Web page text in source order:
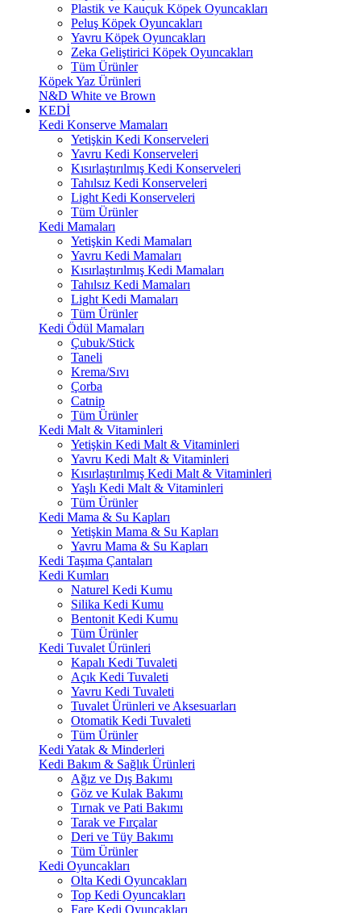
Plastik ve Kauçuk Köpek Oyuncakları
Peluş Köpek Oyuncakları
Yavru Köpek Oyuncakları
Zeka Geliştirici Köpek Oyuncakları
Tüm Ürünler
Köpek Yaz Ürünleri
N&D White ve Brown
KEDİ
Kedi Konserve Mamaları
Yetişkin Kedi Konserveleri
Yavru Kedi Konserveleri
Kısırlaştırılmış Kedi Konserveleri
Tahılsız Kedi Konserveleri
Light Kedi Konserveleri
Tüm Ürünler
Kedi Mamaları
Yetişkin Kedi Mamaları
Yavru Kedi Mamaları
Kısırlaştırılmış Kedi Mamaları
Tahılsız Kedi Mamaları
Light Kedi Mamaları
Tüm Ürünler
Kedi Ödül Mamaları
Çubuk/Stick
Taneli
Krema/Sıvı
Çorba
Catnip
Tüm Ürünler
Kedi Malt & Vitaminleri
Yetişkin Kedi Malt & Vitaminleri
Yavru Kedi Malt & Vitaminleri
Kısırlaştırılmış Kedi Malt & Vitaminleri
Yaşlı Kedi Malt & Vitaminleri
Tüm Ürünler
Kedi Mama & Su Kapları
Yetişkin Mama & Su Kapları
Yavru Mama & Su Kapları
Kedi Taşıma Çantaları
Kedi Kumları
Naturel Kedi Kumu
Silika Kedi Kumu
Bentonit Kedi Kumu
Tüm Ürünler
Kedi Tuvalet Ürünleri
Kapalı Kedi Tuvaleti
Açık Kedi Tuvaleti
Yavru Kedi Tuvaleti
Tuvalet Ürünleri ve Aksesuarları
Otomatik Kedi Tuvaleti
Tüm Ürünler
Kedi Yatak & Minderleri
Kedi Bakım & Sağlık Ürünleri
Ağız ve Dış Bakımı
Göz ve Kulak Bakımı
Tırnak ve Pati Bakımı
Tarak ve Fırçalar
Deri ve Tüy Bakımı
Tüm Ürünler
Kedi Oyuncakları
Olta Kedi Oyuncakları
Top Kedi Oyuncakları
Fare Kedi Oyuncakları